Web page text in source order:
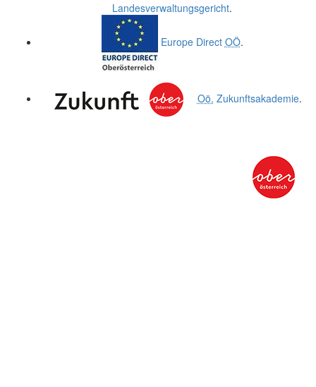
Landesverwaltungsgericht.
Europe Direct OÖ.
Oö. Zukunftsakademie.